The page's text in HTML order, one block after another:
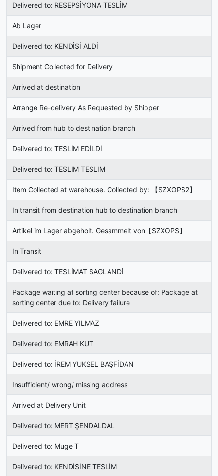
Delivered to: RESEPSİYONA TESLİM
Ab Lager
Delivered to: KENDİSİ ALDİ
Shipment Collected for Delivery
Arrived at destination
Arrange Re-delivery As Requested by Shipper
Arrived from hub to destination branch
Delivered to: TESLİM EDİLDİ
Delivered to: TESLİM TESLİM
Item Collected at warehouse. Collected by: 【SZXOPS2】
In transit from destination hub to destination branch
Artikel im Lager abgeholt. Gesammelt von【SZXOPS】
In Transit
Delivered to: TESLİMAT SAGLANDİ
Package waiting at sorting center because of: Package at
sorting center due to: Delivery failure
Delivered to: EMRE YILMAZ
Delivered to: EMRAH KUT
Delivered to: İREM YUKSEL BAŞFİDAN
Insufficient/ wrong/ missing address
Arrived at Delivery Unit
Delivered to: MERT ŞENDALDAL
Delivered to: Muge T
Delivered to: KENDİSİNE TESLİM